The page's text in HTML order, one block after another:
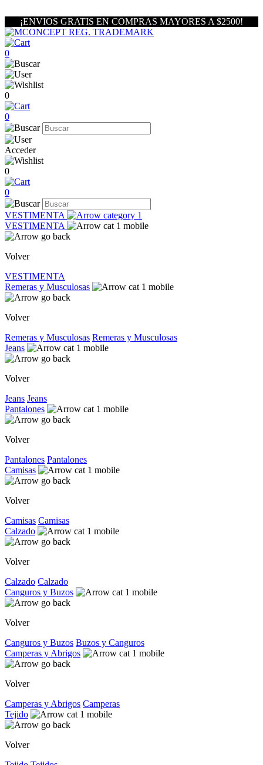
¡ENVIOS GRATIS EN COMPRAS MAYORES A $2500!
0
0
0
Acceder
0
0
VESTIMENTA
VESTIMENTA
Volver
VESTIMENTA
Remeras y Musculosas
Volver
Remeras y Musculosas Remeras y Musculosas
Jeans
Volver
Jeans Jeans
Pantalones
Volver
Pantalones Pantalones
Camisas
Volver
Camisas Camisas
Calzado
Volver
Calzado Calzado
Canguros y Buzos
Volver
Canguros y Buzos Buzos y Canguros
Camperas y Abrigos
Volver
Camperas y Abrigos Camperas
Tejido
Volver